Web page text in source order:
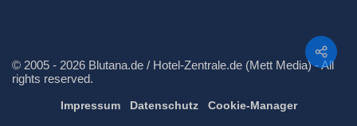
Teilen
© 2005 - 2026 Blutana.de / Hotel-Zentrale.de (Mett Media) - All
rights reserved.
Impressum Datenschutz Cookie-Manager